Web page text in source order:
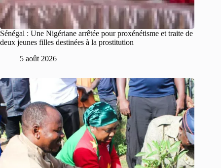
Sénégal : Une Nigériane arrêtée pour proxénétisme et traite de
deux jeunes filles destinées à la prostitution
5 août 2026